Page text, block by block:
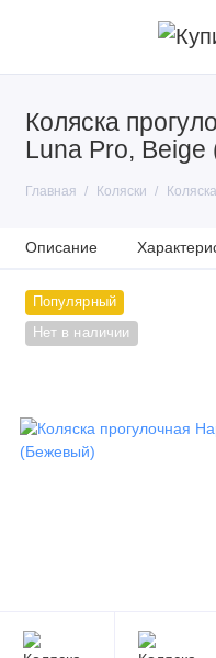
Коляска
Luna Pro,
Главная Коляски
Описание
Популярный
Нет в наличии